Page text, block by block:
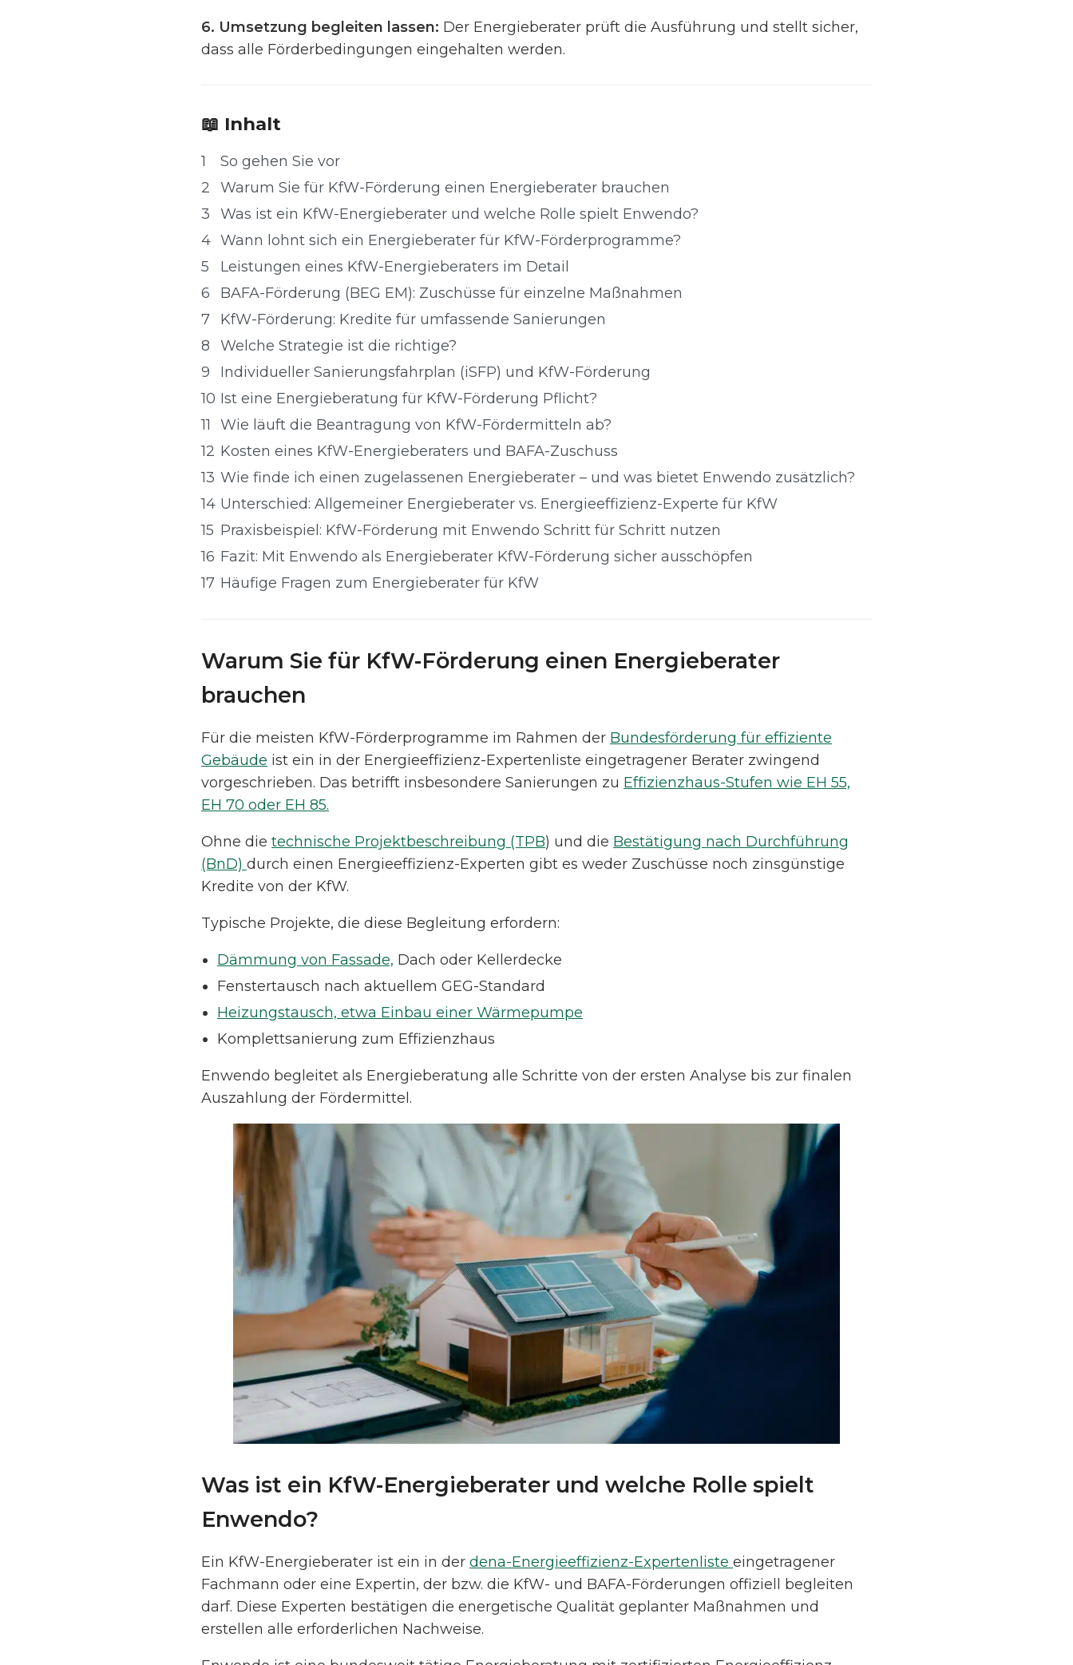
6. Umsetzung begleiten lassen: Der Energieberater prüft die Ausführung und stellt sicher,
dass alle Förderbedingungen eingehalten werden.
📖 Inhalt
1
So gehen Sie vor
2
Warum Sie für KfW-Förderung einen Energieberater brauchen
3
Was ist ein KfW-Energieberater und welche Rolle spielt Enwendo?
4 Wann lohnt sich ein Energieberater für KfW-Förderprogramme?
5
Leistungen eines KfW-Energieberaters im Detail
6
BAFA-Förderung (BEG EM): Zuschüsse für einzelne Maßnahmen
7
KfW-Förderung: Kredite für umfassende Sanierungen
8
Welche Strategie ist die richtige?
9
Individueller Sanierungsfahrplan (iSFP) und KfW-Förderung
10 Ist eine Energieberatung für KfW-Förderung Pflicht?
11
Wie läuft die Beantragung von KfW-Fördermitteln ab?
12 Kosten eines KfW-Energieberaters und BAFA-Zuschuss
13 Wie finde ich einen zugelassenen Energieberater – und was bietet Enwendo zusätzlich?
14 Unterschied: Allgemeiner Energieberater vs. Energieeffizienz-Experte für KfW
15 Praxisbeispiel: KfW-Förderung mit Enwendo Schritt für Schritt nutzen
16 Fazit: Mit Enwendo als Energieberater KfW-Förderung sicher ausschöpfen
17 Häufige Fragen zum Energieberater für KfW
Warum Sie für KfW-Förderung einen Energieberater
brauchen
Für die meisten KfW-Förderprogramme im Rahmen der Bundesförderung für effiziente
Gebäude ist ein in der Energieeffizienz-Expertenliste eingetragener Berater zwingend
vorgeschrieben. Das betrifft insbesondere Sanierungen zu Effizienzhaus-Stufen wie EH 55,
EH 70 oder EH 85.
Ohne die technische Projektbeschreibung (TPB) und die Bestätigung nach Durchführung
(BnD) durch einen Energieeffizienz-Experten gibt es weder Zuschüsse noch zinsgünstige
Kredite von der KfW.
Typische Projekte, die diese Begleitung erfordern:
Dämmung von Fassade, Dach oder Kellerdecke
Fenstertausch nach aktuellem GEG-Standard
Heizungstausch, etwa Einbau einer Wärmepumpe
Komplettsanierung zum Effizienzhaus
Enwendo begleitet als Energieberatung alle Schritte von der ersten Analyse bis zur finalen
Auszahlung der Fördermittel.
Was ist ein KfW-Energieberater und welche Rolle spielt
Enwendo?
Ein KfW-Energieberater ist ein in der dena-Energieeffizienz-Expertenliste eingetragener
Fachmann oder eine Expertin, der bzw. die KfW- und BAFA-Förderungen offiziell begleiten
darf. Diese Experten bestätigen die energetische Qualität geplanter Maßnahmen und
erstellen alle erforderlichen Nachweise.